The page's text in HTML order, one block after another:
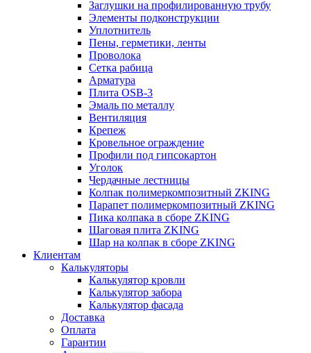
Заглушки на профилированную трубу
Элементы подконструкции
Уплотнитель
Пены, герметики, ленты
Проволока
Сетка рабица
Арматура
Плита OSB-3
Эмаль по металлу
Вентиляция
Крепеж
Кровельное ограждение
Профили под гипсокартон
Уголок
Чердачные лестницы
Колпак полимеркомпозитный ZKING
Парапет полимеркомпозитный ZKING
Пика колпака в сборе ZKING
Шаговая плита ZKING
Шар на колпак в сборе ZKING
Клиентам
Калькуляторы
Калькулятор кровли
Калькулятор забора
Калькулятор фасада
Доставка
Оплата
Гарантии